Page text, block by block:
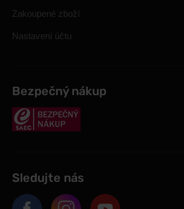
Zakoupené zboží
Nastavení účtu
Bezpečný nákup
Sledujte nás